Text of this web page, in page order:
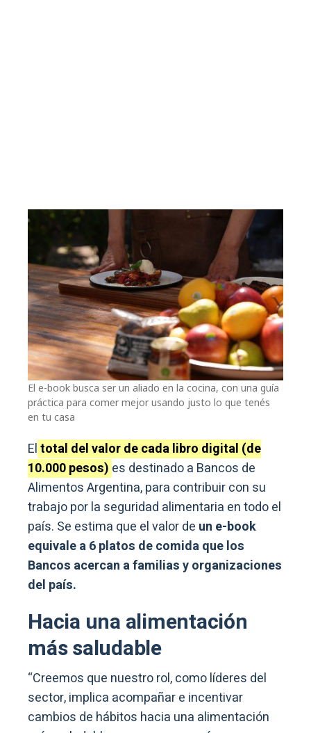
El e-book busca ser un aliado en la cocina, con una guía
práctica para comer mejor usando justo lo que tenés
en tu casa
Eltotal del valor de cada libro digital (de
10.000 pesos) es destinado a Bancos de
Alimentos Argentina, para contribuir con su
trabajo por la seguridad alimentaria en todo el
país. Se estima que el valor de un e-book
equivale a 6 platos de comida que los
Bancos acercan a familias y organizaciones
del país.
Hacia una alimentación
más saludable
“Creemos que nuestro rol, como líderes del
sector, implica acompañar e incentivar
cambios de hábitos hacia una alimentación